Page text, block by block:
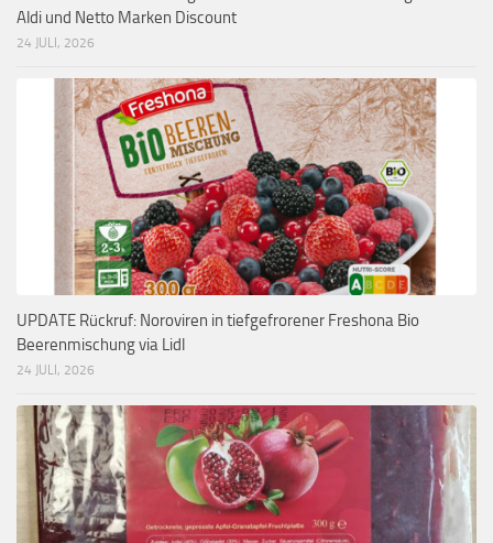
Aldi und Netto Marken Discount
24 JULI, 2026
UPDATE Rückruf: Noroviren in tiefgefrorener Freshona Bio
Beerenmischung via Lidl
24 JULI, 2026